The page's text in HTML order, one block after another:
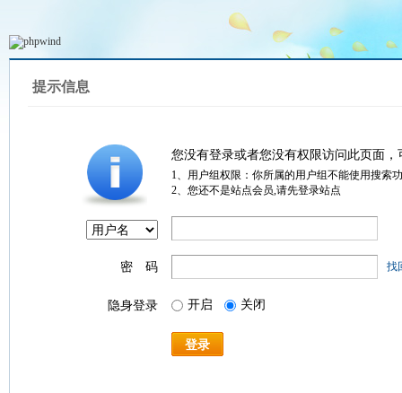
提示信息
您没有登录或者您没有权限访问此页面
1、用户组权限：你所属的用户组不能使用搜索
2、您还不是站点会员,请先登录站点
密 码 找
隐身登录 开启 关闭
登录